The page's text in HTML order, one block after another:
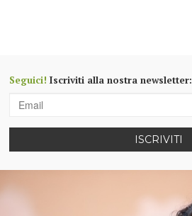
Seguici! Iscriviti alla nostra newsletter:
ISCRIVITI